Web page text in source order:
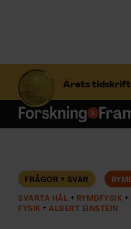
Årets tidskrift
S
f
t
NYHETSBREV
FRÅGOR + SVAR
SVARTA HÅL RYMDFYSIK
FYSIK
ALBERT EINSTEIN